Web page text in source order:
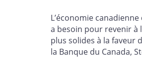
Facebook
X
LinkedIn
L’économie
a besoin pour revenir à
plus solides à la faveur
la Banque du Canada,